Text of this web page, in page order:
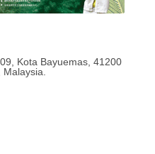
Kota Bayuemas, 41200
Malaysia.